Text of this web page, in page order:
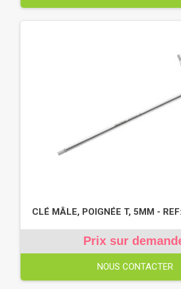
CLÉ MÂLE, POIGNÉE T, 5MM -
Prix sur
NOUS CONTACTER